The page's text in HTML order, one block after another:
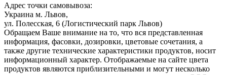
Адрес точки самовывоза:
Украина м. Львов,
ул. Полесская, 6 (Логистический парк Львов)
Обращаем Ваше внимание на то, что вся представленная
информация, фасовки, дозировки, цветовые сочетания, а
также другие технические характеристики продуктов, носит
информационный характер. Отображаемые на сайте цвета
продуктов являются приблизительными и могут несколько